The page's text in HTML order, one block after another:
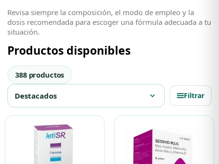
Productos naturales y dietética
Protección solar
Higiene
Óptica
Ortopedia
Productos naturales y dietética
Protección solar
Higiene
Óptica
Ortopedia
Revisa siempre la composición, el modo de empleo y la
dosis recomendada para escoger una fórmula adecuada a tu
situación.
Productos disponibles
388 productos
Destacados expand_more Filtrar